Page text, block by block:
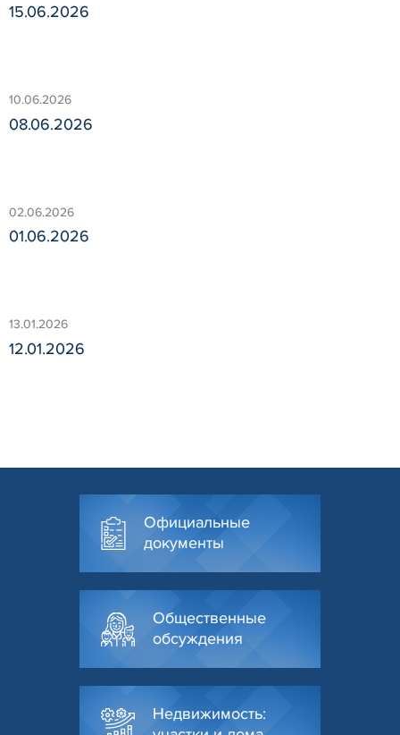
15.06.2026
10.06.2026
08.06.2026
02.06.2026
01.06.2026
13.01.2026
12.01.2026
Официальные
документы
Общественные
обсуждения
Недвижимость: